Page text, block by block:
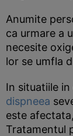
Anumite
ca urmare a
necesite
lor se umfla
In situatiile
dispneea
este
Tratamentul